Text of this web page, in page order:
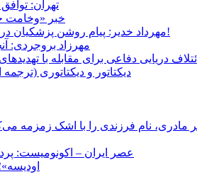
تهران:
خبر «وخامت
مهرداد خدیر: پیام روشن پزشکیان در گفت‌و‌گوی تصویری با مرد نامرئی: من هستم!
مهرزاد بروجردی:
دریایی دفاعی برای مقابله با
دیکتاتور و دیکتاتوری
نام فرزندی را با اشک زمزمه
عصر ایران – اکونومیست: